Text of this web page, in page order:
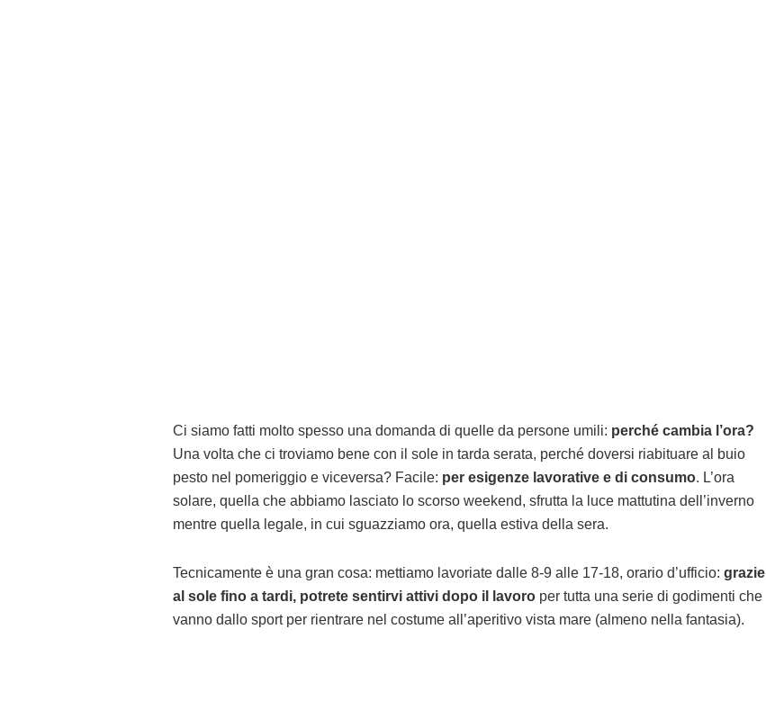
Ci siamo fatti molto spesso una domanda di quelle da persone umili: perché cambia l’ora?
Una volta che ci troviamo bene con il sole in tarda serata, perché doversi riabituare al buio
pesto nel pomeriggio e viceversa? Facile: per esigenze lavorative e di consumo. L’ora
solare, quella che abbiamo lasciato lo scorso weekend, sfrutta la luce mattutina dell’inverno
mentre quella legale, in cui sguazziamo ora, quella estiva della sera.
Tecnicamente è una gran cosa: mettiamo lavoriate dalle 8-9 alle 17-18, orario d’ufficio: grazie
al sole fino a tardi, potrete sentirvi attivi dopo il lavoro per tutta una serie di godimenti che
vanno dallo sport per rientrare nel costume all’aperitivo vista mare (almeno nella fantasia).